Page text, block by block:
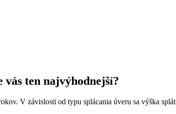
ten najvýhodnejší?
V závislosti od typu splácania úveru sa výška